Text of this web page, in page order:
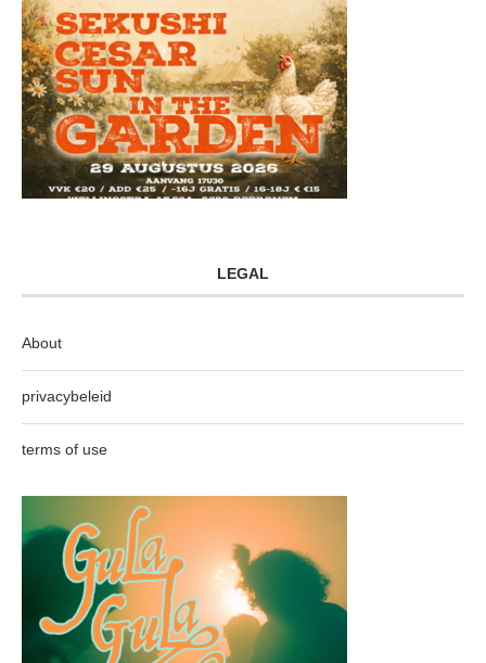
LEGAL
About
privacybeleid
terms of use